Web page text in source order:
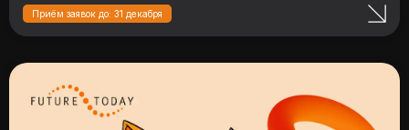
Приём заявок до: 31 декабря